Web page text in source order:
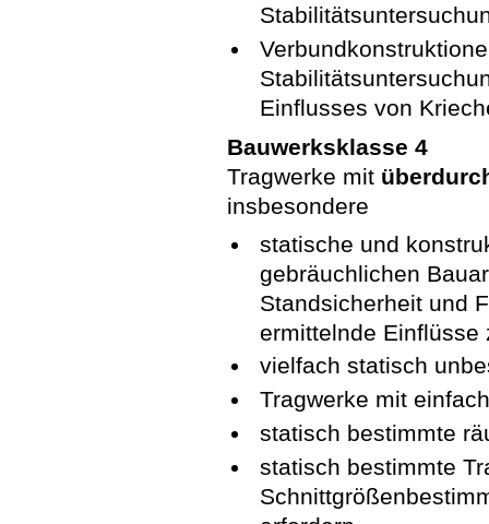
Einflusses von
Bauwerksklasse 4
Tragwerke mit
insbesondere
statische und
gebräuchlichen
Standsicherheit und
ermittelnde Einflüsse
vielfach statisch
Tragwerke mit
statisch bestimmte
statisch bestimmte